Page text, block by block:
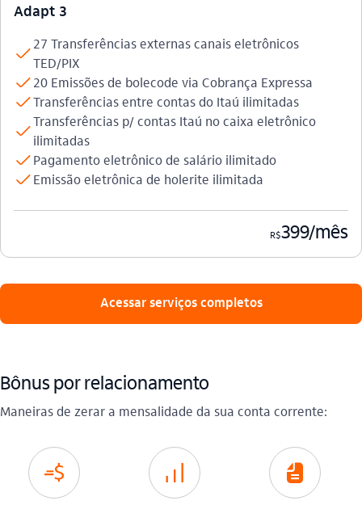
Adapt 3
check
27 Transferências externas canais eletrônicos
TED/PIX
check20 Emissões de bolecode via Cobrança Expressa
checkTransferências entre contas do Itaú ilimitadas
check
Transferências p/ contas Itaú no caixa eletrônico
ilimitadas
checkPagamento eletrônico de salário ilimitado
checkEmissão eletrônica de holerite ilimitada
R$399/mês
Acessar serviços completos
Bônus por relacionamento
Maneiras de zerar a mensalidade da sua conta corrente:
icon-itaufonts_cobranca_ativa icon-itaufonts_investimento icon-itaufonts_fatura